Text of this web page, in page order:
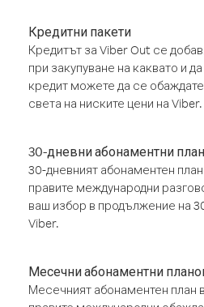
Кредитни пакети
Кредитът за Viber Out се
при закупуване на каквато и
кредит можете да се
света на ниските цени на Viber.
30-дневни абонаментни
30-дневният абонаментен
правите международни
ваш избор в продължение на
Viber.
Месечни абонаментни
Месечният абонаментен план